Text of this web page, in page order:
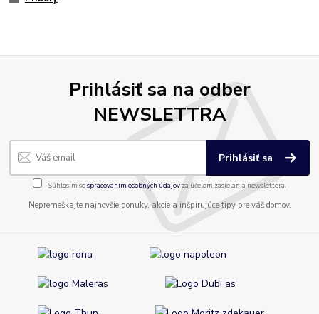
Prihlásiť sa na odber
NEWSLETTRA
Prihlásiť sa
Súhlasím sospracovaním osobných údajov za účelom zasielania newslettera.
Nepremeškajte najnovšie ponuky, akcie a inšpirujúce tipy pre váš domov.